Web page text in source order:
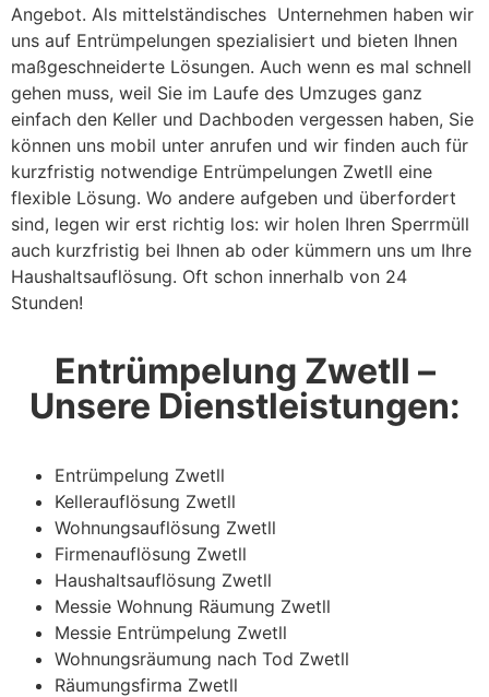
Angebot. Als mittelständisches Unternehmen haben wir
uns auf Entrümpelungen spezialisiert und bieten Ihnen
maßgeschneiderte Lösungen. Auch wenn es mal schnell
gehen muss, weil Sie im Laufe des Umzuges ganz
einfach den Keller und Dachboden vergessen haben, Sie
können uns mobil unter anrufen und wir finden auch für
kurzfristig notwendige Entrümpelungen Zwetll eine
flexible Lösung. Wo andere aufgeben und überfordert
sind, legen wir erst richtig los: wir holen Ihren Sperrmüll
auch kurzfristig bei Ihnen ab oder kümmern uns um Ihre
Haushaltsauflösung. Oft schon innerhalb von 24
Stunden!
Entrümpelung Zwetll –
Unsere Dienstleistungen:
Entrümpelung Zwetll
Kellerauflösung Zwetll
Wohnungsauflösung Zwetll
Firmenauflösung Zwetll
Haushaltsauflösung Zwetll
Messie Wohnung Räumung Zwetll
Messie Entrümpelung Zwetll
Wohnungsräumung nach Tod Zwetll
Räumungsfirma Zwetll